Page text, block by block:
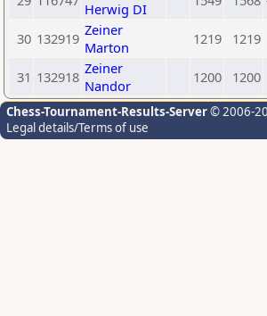
Herwig DI
30 132919 Zeiner
Marton
1219 1219
31 132918 Zeiner
Nandor
1200 1200
Chess-Tournament-Results-Server© 2006-
Legal details/Terms of use